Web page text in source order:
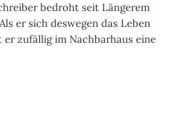
bedroht seit Längerem
er sich deswegen das Leben
zufällig im Nachbarhaus eine